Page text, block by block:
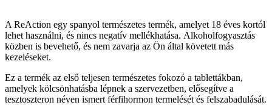
A ReAction egy spanyol természetes termék, amelyet 18 éves kortól
lehet használni, és nincs negatív mellékhatása. Alkoholfogyasztás
közben is bevehető, és nem zavarja az Ön által követett más
kezeléseket.
Ez a termék az első teljesen természetes fokozó a tablettákban,
amelyek kölcsönhatásba lépnek a szervezetben, elősegítve a
tesztoszteron néven ismert férfihormon termelését és felszabadulását.